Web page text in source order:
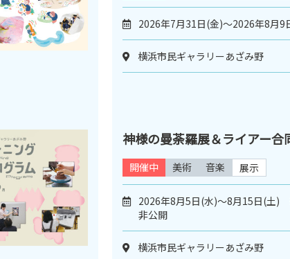
2026年7月31日(金)～2026年8月9
横浜市民ギャラリーあざみ野
神様の曼荼羅展＆ライアー合
開催中 美術 音楽 展示
2026年8月5日(水)～8月15日(土
非公開
横浜市民ギャラリーあざみ野